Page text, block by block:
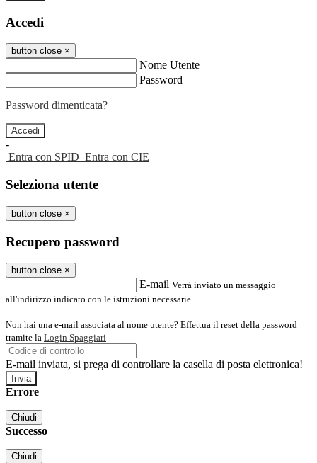
Accedi
button close ×
Nome Utente
Password
Password dimenticata?
-
Entra con SPID Entra con CIE
Seleziona utente
button close ×
Recupero password
button close ×
E-mail Verrà inviato un messaggio
all'indirizzo indicato con le istruzioni necessarie.
Non hai una e-mail associata al nome utente? Effettua il reset della password
tramite la Login Spaggiari
E-mail inviata, si prega di controllare la casella di posta elettronica!
Errore
Chiudi
Successo
Chiudi